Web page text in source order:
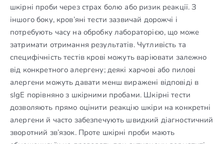
шкірні проби через страх болю або ризик реакції. З
іншого боку, кров’яні тести зазвичай дорожчі і
потребують часу на обробку лабораторією, що може
затримати отримання результатів. Чутливість та
специфічність тестів крові можуть варіювати залежно
від конкретного алергену; деякі харчові або пилові
алергени можуть давати менш виражені відповіді в
sIgE порівняно з шкірними пробами. Шкірні тести
дозволяють прямо оцінити реакцію шкіри на конкретні
алергени й часто забезпечують швидкий діагностичний
зворотний зв’язок. Проте шкірні проби мають